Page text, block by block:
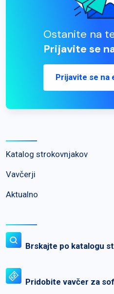
Ostanite na
Prijavite se
Prijavite se na
Katalog strokovnjakov
Vavčerji
Aktualno
Brskajte po katalogu
Pridobite vavčer za